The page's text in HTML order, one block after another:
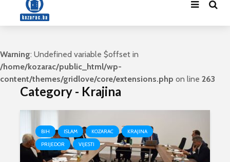
Warning: Undefined variable $offset in
/home/kozarac/public_html/wp-
content/themes/gridlove/core/extensions.php on line 263
Category - Krajina
BIH ISLAM KOZARAC
KRAJINA
PRIJEDOR
VIJESTI